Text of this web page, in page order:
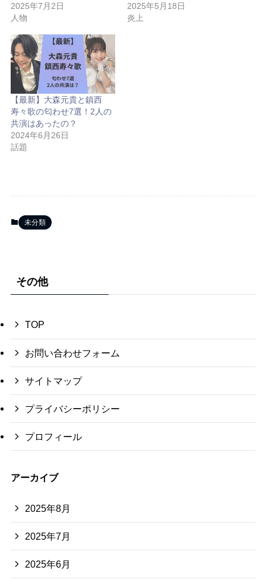
2025年7月2日
人物
2025年5月18日
炎上
【最新】大森元貴と鎮西
寿々歌の匂わせ7選！2人の
共演はあったの？
2024年6月26日
話題
未分類
その他
TOP
お問い合わせフォーム
サイトマップ
プライバシーポリシー
プロフィール
アーカイブ
2025年8月
2025年7月
2025年6月